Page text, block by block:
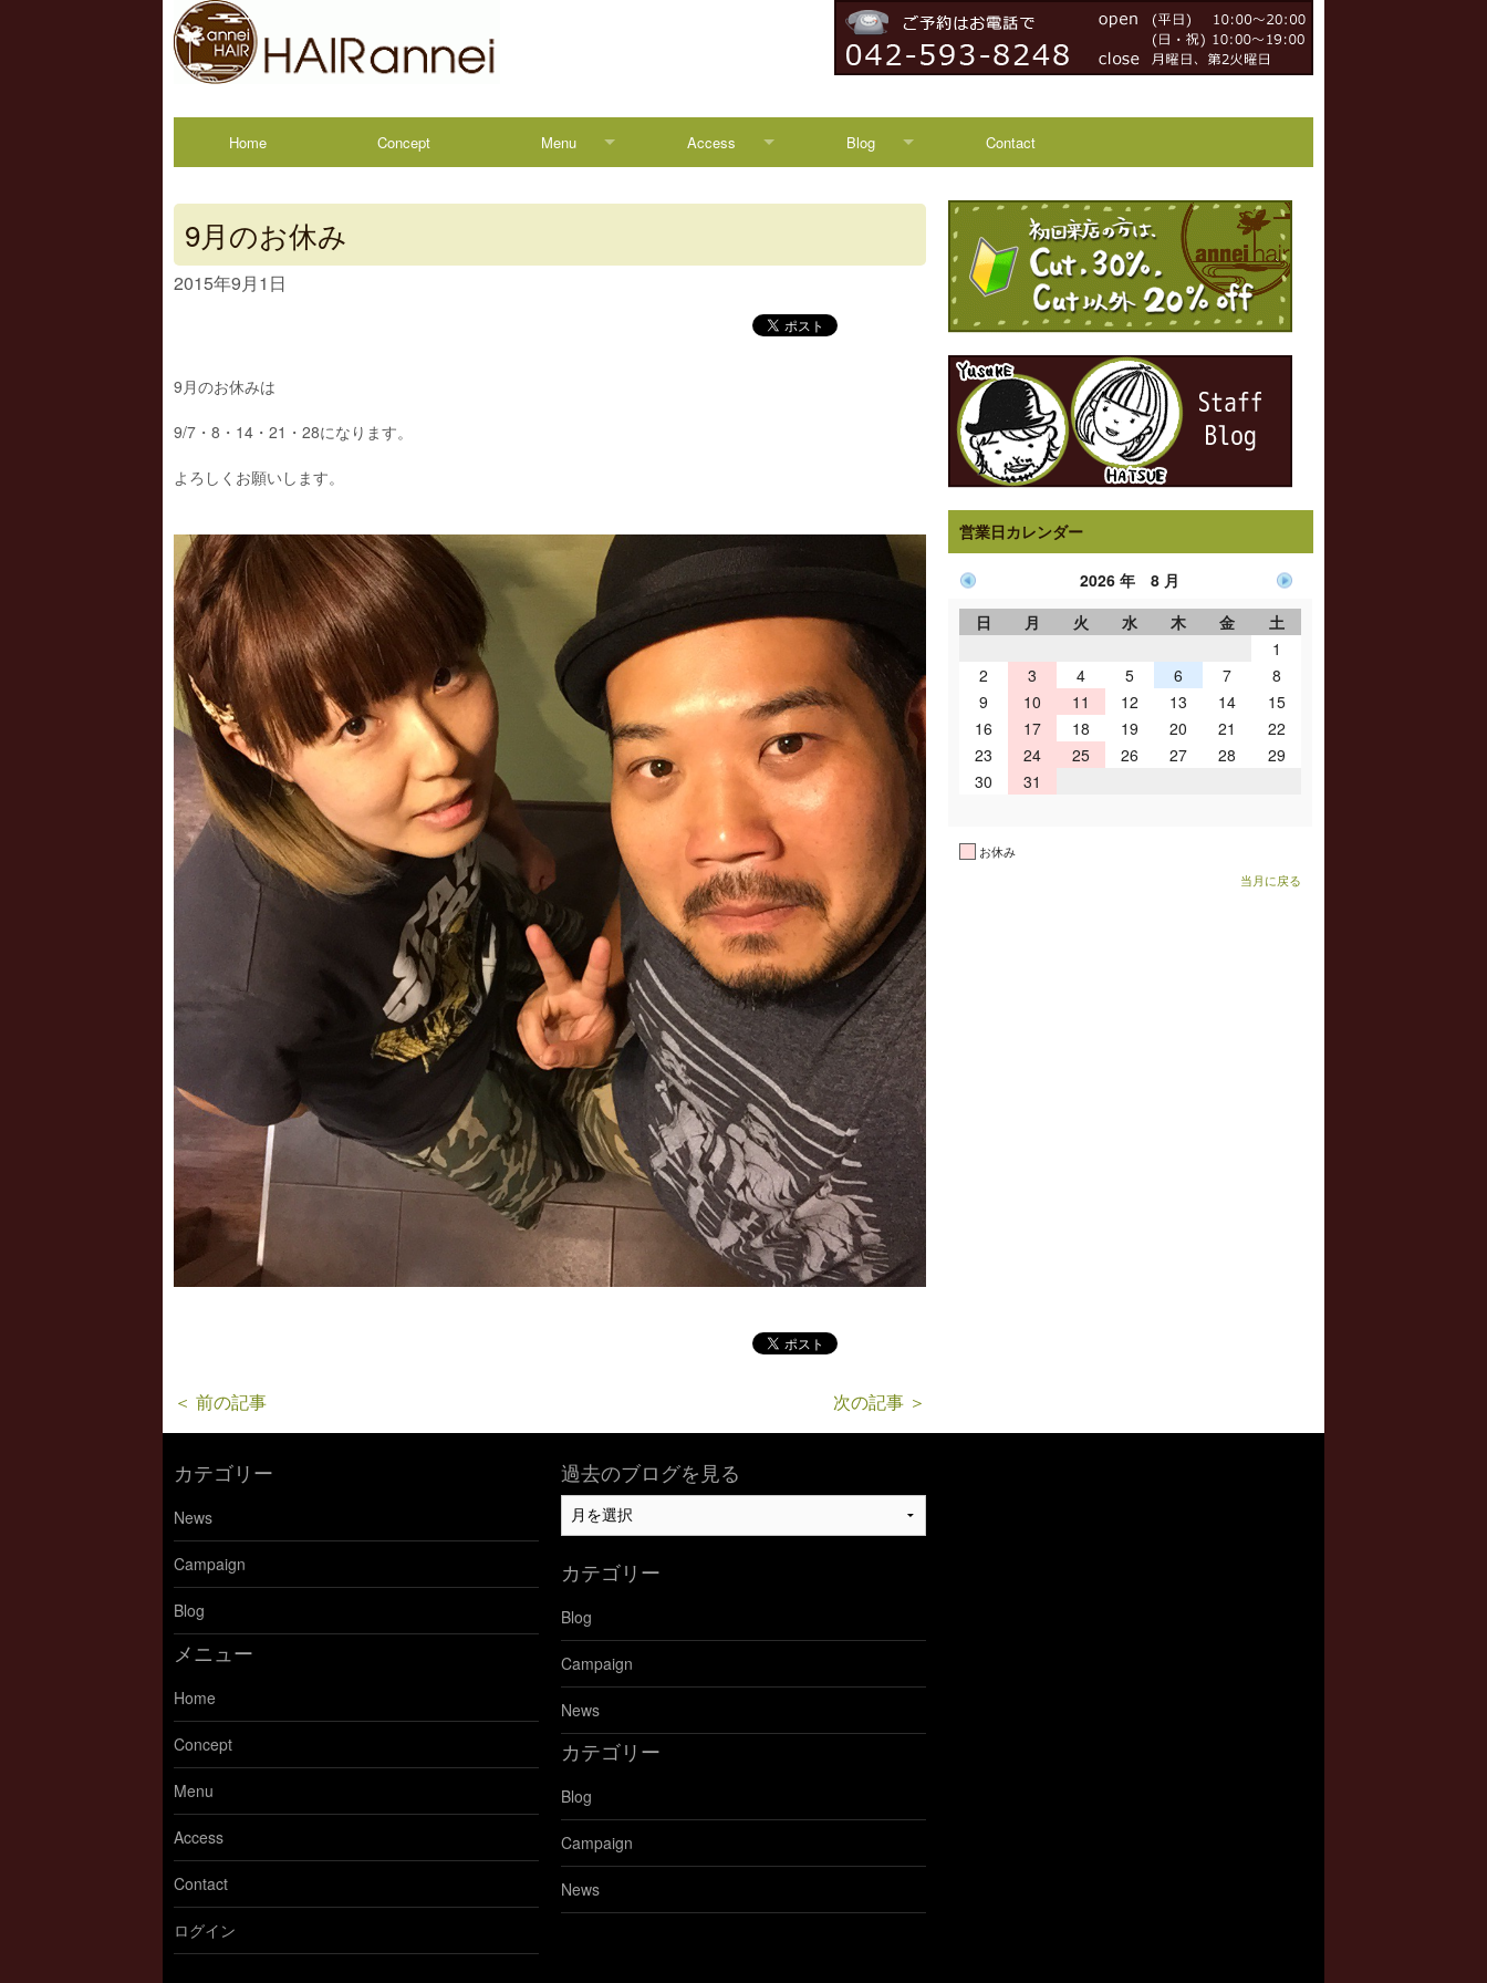
Home Concept Menu Access Blog Contact
9月のお休み
2015年9月1日
9月のお休みは
9/7・8・14・21・28になります。
よろしくお願いします。
＜ 前の記事 次の記事 ＞
営業日カレンダー
2026 年 8 月
日
月 火 水 木 金
土
1
2
3 4 5 6 7
8
9
10 11 12 13 14
15
16
17 18 19 20 21
22
23
24 25 26 27 28
29
30
31
お休み
当月に戻る
カテゴリー
News
Campaign
Blog
メニュー
Home
Concept
Menu
Access
Contact
ログイン
過去のブログを見る
過
去
ブ
グ
を
見
る
カテゴリー
Blog
Campaign
News
カテゴリー
Blog
Campaign
News